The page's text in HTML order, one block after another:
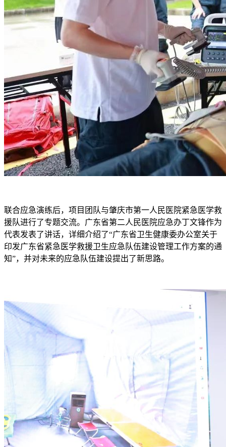
联合应急演练后，项目团队与肇庆市第一人民医院紧急医学救
援队进行了专题交流。广东省第二人民医院应急办丁文锋作为
代表发表了讲话，详细介绍了“广东省卫生健康委办公室关于
印发广东省紧急医学救援卫生应急队伍建设管理工作方案的通
知”，并对未来的应急队伍建设提出了新思路。